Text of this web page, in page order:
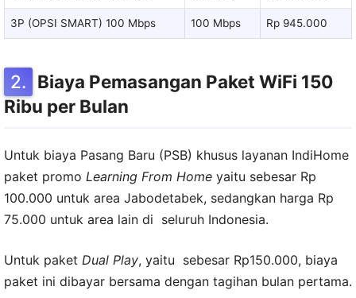
3P (OPSI SMART) 100 Mbps 100 Mbps Rp 945.000
Biaya Pemasangan Paket WiFi 150
Ribu per Bulan
Untuk biaya Pasang Baru (PSB) khusus layanan IndiHome
paket promo Learning From Home yaitu sebesar Rp
100.000 untuk area Jabodetabek, sedangkan harga Rp
75.000 untuk area lain di seluruh Indonesia.
Untuk paket Dual Play, yaitu sebesar Rp150.000, biaya
paket ini dibayar bersama dengan tagihan bulan pertama.